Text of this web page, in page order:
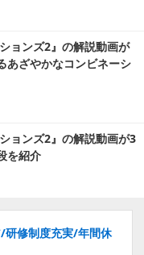
ョンズ2』の解説動画が
あざやかなコンビネーシ
ョンズ2』の解説動画が3
を紹介
研修制度充実/年間休